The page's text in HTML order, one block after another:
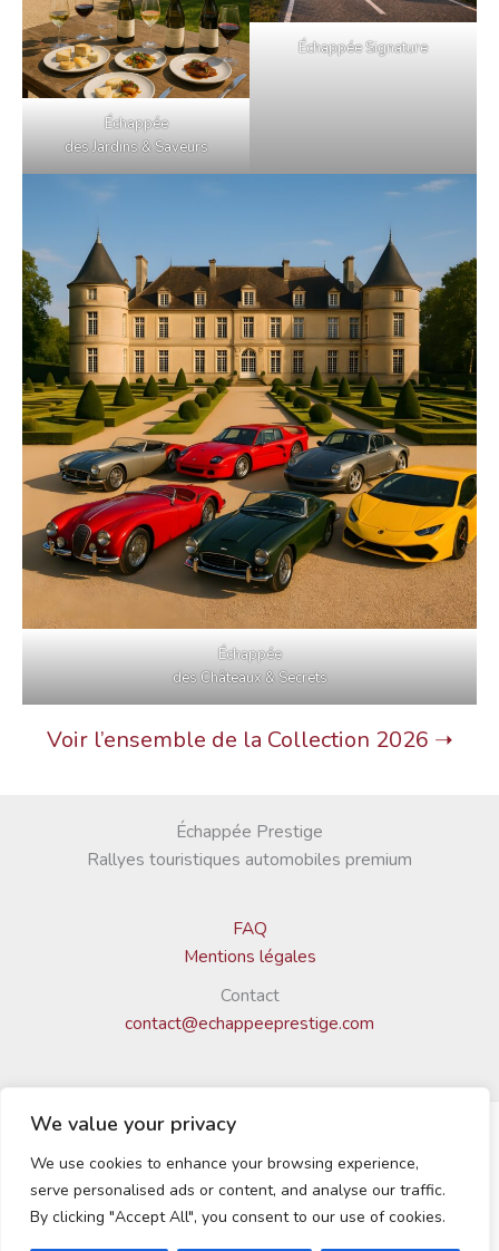
We value your privacy
We use cookies to enhance your browsing experience,
serve personalised ads or content, and analyse our traffic.
By clicking "Accept All", you consent to our use of cookies.
Échappée
des Jardins & Saveurs
Échappée Signature
Échappée
des Châteaux & Secrets
Voir l’ensemble de la Collection 2026 ➝
Échappée Prestige
Rallyes touristiques automobiles premium
FAQ
Mentions légales
Contact
contact@echappeeprestige.com
© 2025 Échappée Prestige | Tous droits réservés